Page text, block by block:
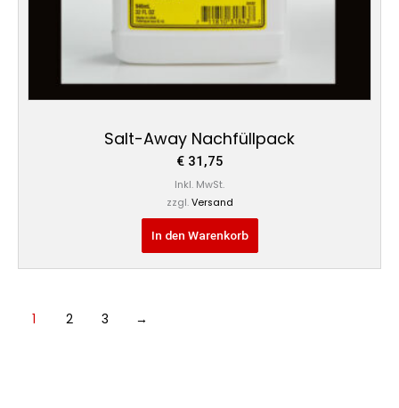
Salt-Away Nachfüllpack
€31,75
Inkl. MwSt.
zzgl. Versand
In den Warenkorb
1 2 3 →